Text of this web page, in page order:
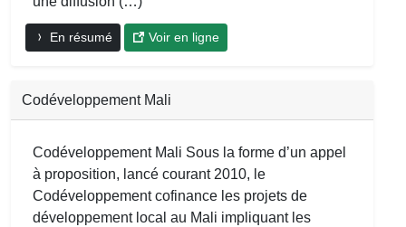
En résumé Voir en ligne
Codéveloppement Mali
Codéveloppement Mali Sous la forme d’un appel
à proposition, lancé courant 2010, le
Codéveloppement cofinance les projets de
développement local au Mali impliquant les